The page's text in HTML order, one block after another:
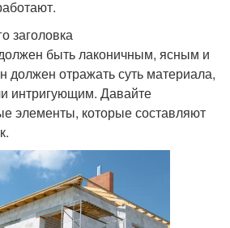
заголовка
быть лаконичным, ясным и
должен отражать суть материала,
интригующим. Давайте
элементы, которые составляют